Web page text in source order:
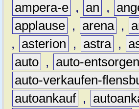
ampera-e , an ,
applause , arena ,
,
asterion , astra ,
auto , auto-
auto-verkaufen-
autoankauf ,